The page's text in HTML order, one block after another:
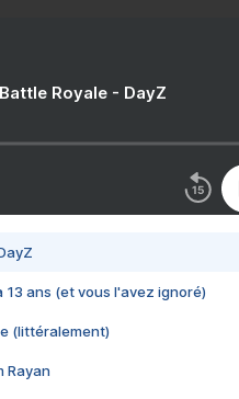
Royale - DayZ
13 ans (et vous l'avez ignoré)
(littéralement)
Rayan